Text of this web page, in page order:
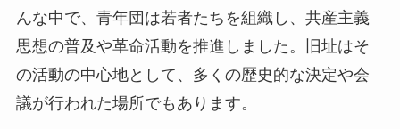
んな中で、青年団は若者たちを組織し、共産主義
思想の普及や革命活動を推進しました。旧址はそ
の活動の中心地として、多くの歴史的な決定や会
議が行われた場所でもあります。